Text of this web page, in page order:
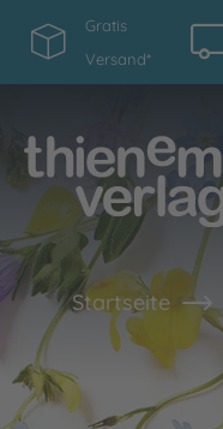
Gratis
Versand*
Startseite